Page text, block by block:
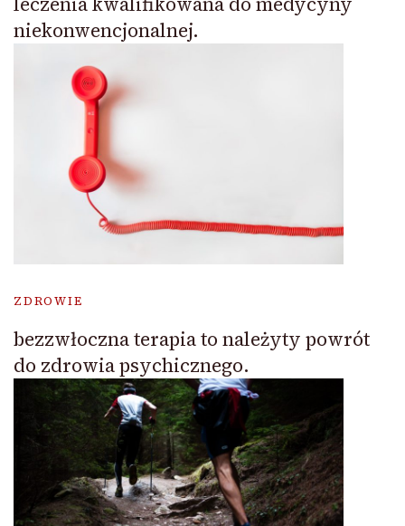
niekonwencjonalnej.
ZDROWIE
bezzwłoczna terapia to należyty powrót
do zdrowia psychicznego.